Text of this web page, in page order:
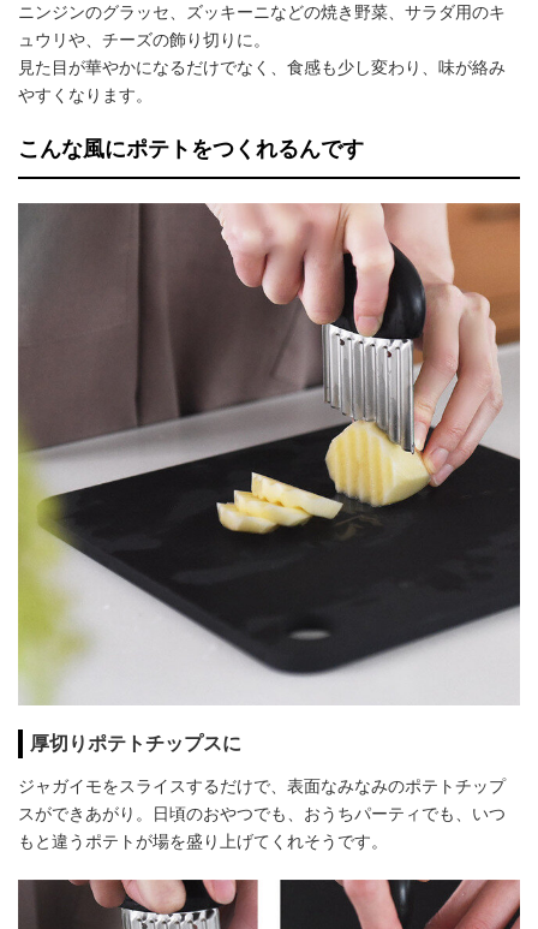
ニンジンのグラッセ、ズッキーニなどの焼き野菜、サラダ用のキ
ュウリや、チーズの飾り切りに。
見た目が華やかになるだけでなく、食感も少し変わり、味が絡み
やすくなります。
こんな風にポテトをつくれるんです
厚切りポテトチップスに
ジャガイモをスライスするだけで、表面なみなみのポテトチップ
スができあがり。日頃のおやつでも、おうちパーティでも、いつ
もと違うポテトが場を盛り上げてくれそうです。